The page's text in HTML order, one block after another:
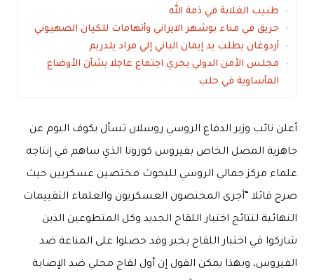
طبيب الغلابة في ذمة الله
حريق في مناء بوشهر الايراني وأتهامات للكيان الصهيوني
أردوغان يطلب يد إيمان الباني إلي مراد يلدريم
مجلس الأمن الدولي يجري اجتماع عاجلا بشأن الأوضاع
المأساوية في حلب
أعلن نائب وزير الدفاع الروسي روسلان تسأل يكوف اليوم عن
جاهزية المصل الخاص بفيروس كورونا الذي ساهم في إنتاجه
علماء مركز جمالي الروسي للبحوث مختصين عسكريين حيث
صرح قائلا “أجرى المختصون العسكريون والعلماء التقييمات
النهائية لنتائج اختبار اللقاح الجديد وكل المتطوعين الذين
شاركوا في اختبار اللقاح بخير وقد حصلوا على المناعة ضد
الفيروس، وبهذا يمكن القول إن أول لقاح محلي ضد الإصابة